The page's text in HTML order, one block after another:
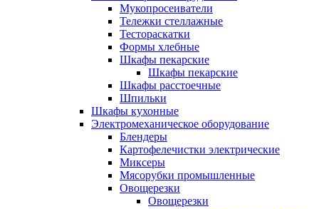
Мукопросеиватели
Тележки стеллажные
Тестораскатки
Формы хлебные
Шкафы пекарские
Шкафы пекарские
Шкафы расстоечные
Шпильки
Шкафы кухонные
Электромеханическое оборудование
Блендеры
Картофелечистки электрические
Миксеры
Мясорубки промышленные
Овощерезки
Овощерезки